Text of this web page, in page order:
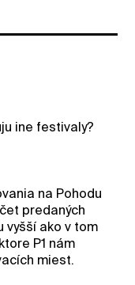
ine festivaly?
na Pohodu
predaných
vyšší ako v tom
P1 nám
miest.